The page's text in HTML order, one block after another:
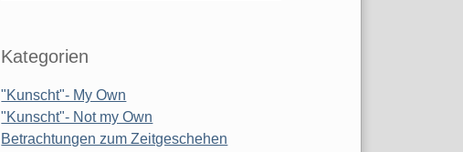
Kategorien
"Kunscht"- My Own
"Kunscht"- Not my Own
Betrachtungen zum Zeitgeschehen